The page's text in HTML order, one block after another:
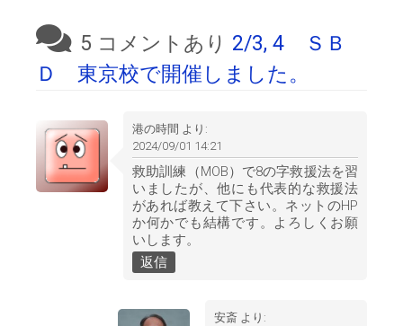
5 コメントあり 2/3, 4 ＳＢ
Ｄ 東京校で開催しました。
港の時間 より:
2024/09/01 14:21
救助訓練（MOB）で8の字救援法を習
いましたが、他にも代表的な救援法
があれば教えて下さい。ネットのHP
か何かでも結構です。よろしくお願
いします。
返信
安斎 より: